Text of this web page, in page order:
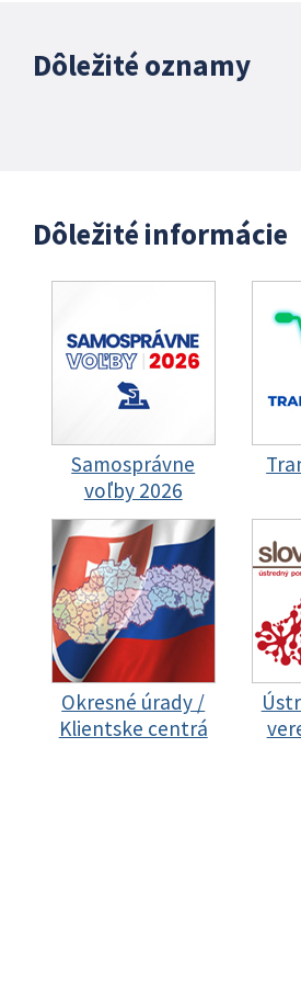
Dôležité oznamy
Dôležité informácie
Samosprávne
voľby 2026
Okresné úrady /
Klientske centrá